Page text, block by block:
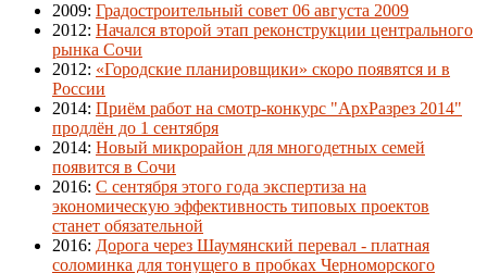
2009: Градостроительный совет 06 августа 2009
2012: Начался второй этап реконструкции центрального
рынка Сочи
2012: «Городские планировщики» скоро появятся и в
России
2014: Приём работ на смотр-конкурс "АрхРазрез 2014"
продлён до 1 сентября
2014: Новый микрорайон для многодетных семей
появится в Сочи
2016: С сентября этого года экспертиза на
экономическую эффективность типовых проектов
станет обязательной
2016: Дорога через Шаумянский перевал - платная
соломинка для тонущего в пробках Черноморского